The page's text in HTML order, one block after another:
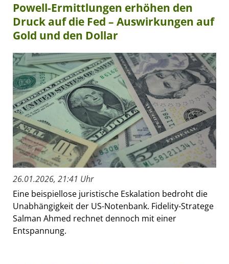
Powell-Ermittlungen erhöhen den
Druck auf die Fed – Auswirkungen auf
Gold und den Dollar
26.01.2026, 21:41 Uhr
Eine beispiellose juristische Eskalation bedroht die
Unabhängigkeit der US-Notenbank. Fidelity-Stratege
Salman Ahmed rechnet dennoch mit einer
Entspannung.